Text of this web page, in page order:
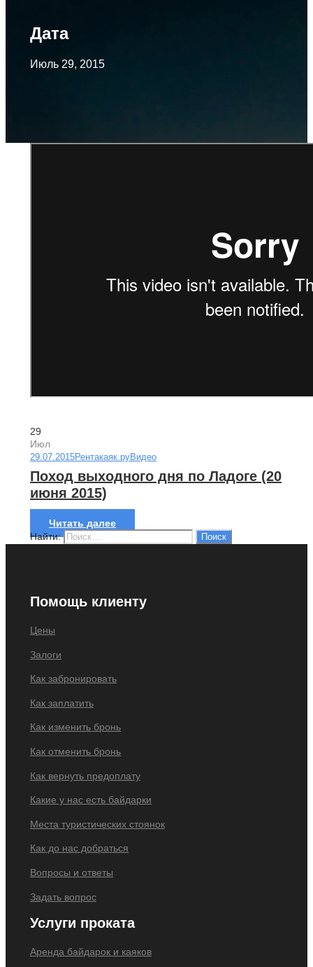
Дата
Июль 29, 2015
29
Июл
29.07.2015Рентакаяк.руВидео
Поход выходного дня по Ладоге (20
июня 2015)
Читать далее
Найти:
Помощь клиенту
Цены
Залоги
Как забронировать
Как заплатить
Как изменить бронь
Как отменить бронь
Как вернуть предоплату
Какие у нас есть байдарки
Места туристических стоянок
Как до нас добраться
Вопросы и ответы
Задать вопрос
Услуги проката
Аренда байдарок и каяков